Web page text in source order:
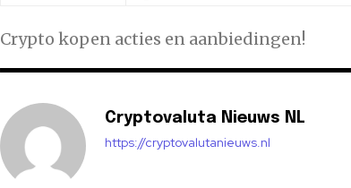
Crypto kopen acties en aanbiedingen!
Cryptovaluta Nieuws NL
https://cryptovalutanieuws.nl